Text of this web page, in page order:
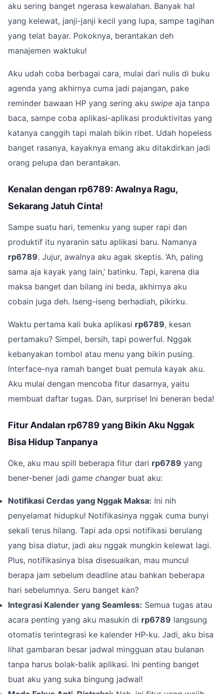
aku sering banget ngerasa kewalahan. Banyak hal
yang kelewat, janji-janji kecil yang lupa, sampe tagihan
yang telat bayar. Pokoknya, berantakan deh
manajemen waktuku!
Aku udah coba berbagai cara, mulai dari nulis di buku
agenda yang akhirnya cuma jadi pajangan, pake
reminder bawaan HP yang sering aku swipe aja tanpa
baca, sampe coba aplikasi-aplikasi produktivitas yang
katanya canggih tapi malah bikin ribet. Udah hopeless
banget rasanya, kayaknya emang aku ditakdirkan jadi
orang pelupa dan berantakan.
Kenalan dengan rp6789: Awalnya Ragu,
Sekarang Jatuh Cinta!
Sampe suatu hari, temenku yang super rapi dan
produktif itu nyaranin satu aplikasi baru. Namanya
rp6789. Jujur, awalnya aku agak skeptis. ‘Ah, paling
sama aja kayak yang lain,’ batinku. Tapi, karena dia
maksa banget dan bilang ini beda, akhirnya aku
cobain juga deh. Iseng-iseng berhadiah, pikirku.
Waktu pertama kali buka aplikasi rp6789, kesan
pertamaku? Simpel, bersih, tapi powerful. Nggak
kebanyakan tombol atau menu yang bikin pusing.
Interface-nya ramah banget buat pemula kayak aku.
Aku mulai dengan mencoba fitur dasarnya, yaitu
membuat daftar tugas. Dan, surprise! Ini beneran beda!
Fitur Andalan rp6789 yang Bikin Aku Nggak
Bisa Hidup Tanpanya
Oke, aku mau spill beberapa fitur dari rp6789 yang
bener-bener jadi game changerbuat aku:
Notifikasi Cerdas yang Nggak Maksa: Ini nih
penyelamat hidupku! Notifikasinya nggak cuma bunyi
sekali terus hilang. Tapi ada opsi notifikasi berulang
yang bisa diatur, jadi aku nggak mungkin kelewat lagi.
Plus, notifikasinya bisa disesuaikan, mau muncul
berapa jam sebelum deadline atau bahkan beberapa
hari sebelumnya. Seru banget kan?
Integrasi Kalender yang Seamless: Semua tugas atau
acara penting yang aku masukin di rp6789 langsung
otomatis terintegrasi ke kalender HP-ku. Jadi, aku bisa
lihat gambaran besar jadwal mingguan atau bulanan
tanpa harus bolak-balik aplikasi. Ini penting banget
buat aku yang suka bingung jadwal!